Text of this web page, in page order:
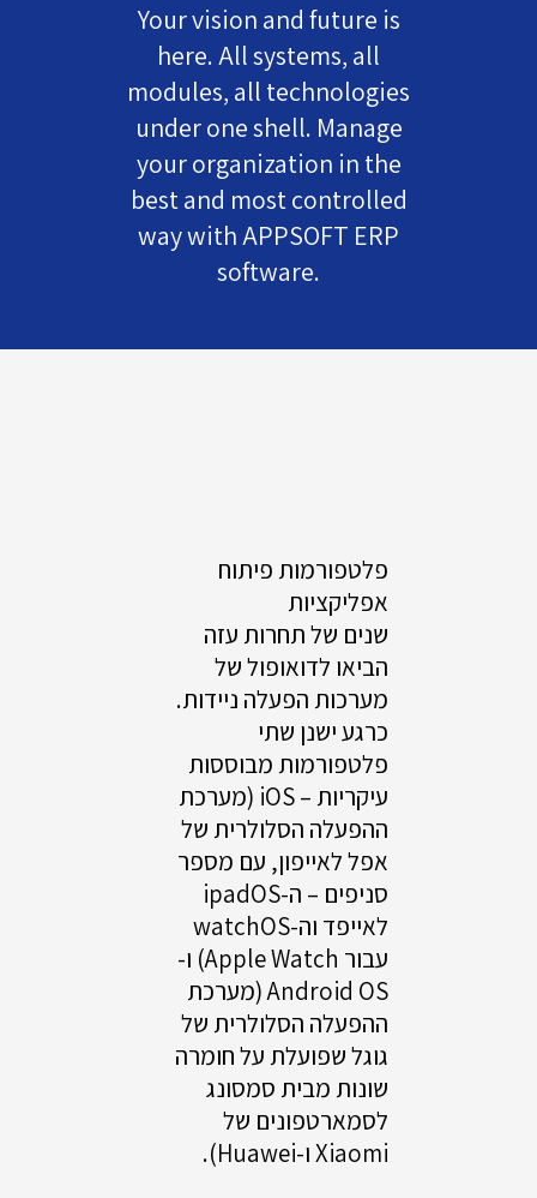
Your vision and future is
here. All systems, all
modules, all technologies
under one shell. Manage
your organization in the
best and most controlled
way with APPSOFT ERP
software.
פלטפורמות פיתוח
אפליקציות
שנים של תחרות עזה
הביאו לדואופול של
מערכות הפעלה ניידות.
כרגע ישנן שתי
פלטפורמות מבוססות
עיקריות – iOS (מערכת
ההפעלה הסלולרית של
אפל לאייפון, עם מספר
סניפים – ה-ipadOS
לאייפד וה-watchOS
עבור Apple Watch) ו-
Android OS (מערכת
ההפעלה הסלולרית של
גוגל שפועלת על חומרה
שונות מבית סמסונג
לסמארטפונים של
Xiaomi ו-Huawei).